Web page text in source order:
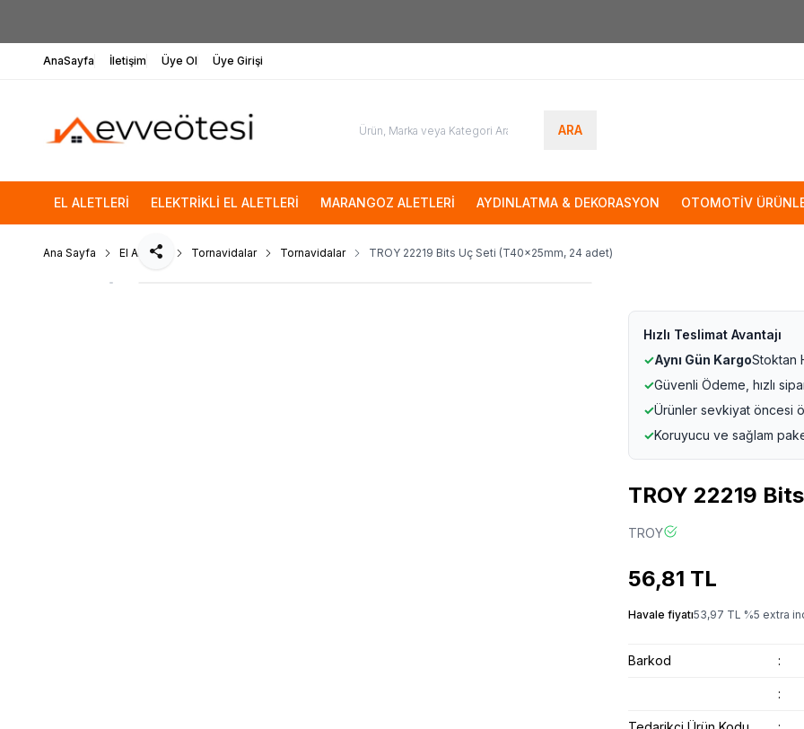
AnaSayfa İletişim Üye Ol Üye Girişi
ARA
EL ALETLERİ ELEKTRİKLİ EL ALETLERİ MARANGOZ ALETLERİ AYDINLATMA & DEKORASYON OTOMOTİV
Ana Sayfa El Aletleri Tornavidalar Tornavidalar TROY 22219 Bits Uç Seti (T40x25mm, 24 adet)
Paylaş
Hızlı Teslimat Avantajı
✓Aynı Gün KargoStoktan
✓Güvenli Ödeme, hızlı
✓Ürünler sevkiyat öncesi
✓Koruyucu ve sağlam
TROY 22219
TROY
56,81 TL
Havale fiyatı53,97 TL %5 extra
Barkod :
: